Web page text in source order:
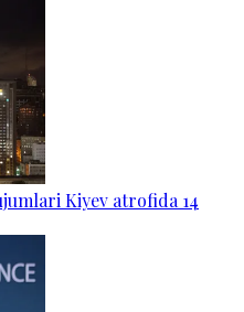
Kiyev atrofida 14